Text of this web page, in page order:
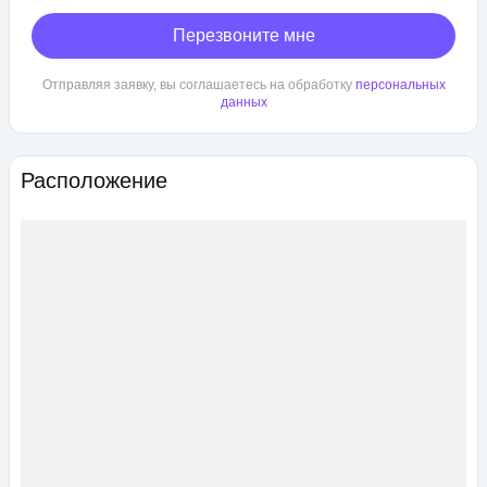
Расположение
Перезвоните мне
Отправляя заявку, вы соглашаетесь на обработку персональных
данных